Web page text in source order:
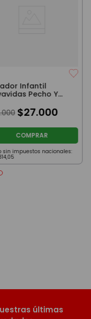
Infantil
Pecho Y
.000 $27.000
COMPRAR
sin impuestos nacionales:
,05
últimas